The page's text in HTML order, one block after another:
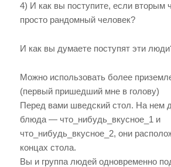
4) И как вы поступите, если вторым
просто рандомный человек?
И как вы думаете поступят эти
Можно использовать более
(первый пришедший мне в голову)
Перед вами шведский стол. На нем
блюда — что_нибудь_вкусное_1 и
что_нибудь_вкусное_2, они
концах стола.
Вы и группа людей одновременно